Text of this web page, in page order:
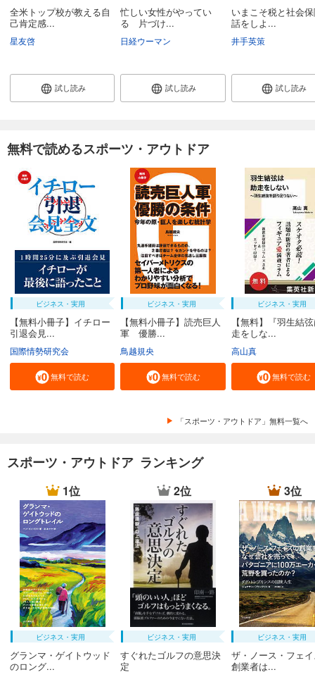
全米トップ校が教える自
己肯定感...
星友啓
試し読み
忙しい女性がやってい
る 片づけ...
日経ウーマン
試し読み
いまこそ税と社会
話をしよ...
井手英策
試し読み
無料で読めるスポーツ・アウトドア
ビジネス・実用
【無料小冊子】イチロー
引退会見...
国際情勢研究会
無料で読む
ビジネス・実用
【無料小冊子】読売巨人
軍 優勝...
鳥越規央
無料で読む
ビジネス・実用
【無料】『羽生結
走をしな...
高山真
無料で読む
「スポーツ・アウトドア」無料一覧へ
スポーツ・アウトドア ランキング
1位
ビジネス・実用
グランマ・ゲイトウッド
のロング...
2位
ビジネス・実用
すぐれたゴルフの意思決
定
3位
ビジネス・実用
ザ・ノース・フェ
創業者は...